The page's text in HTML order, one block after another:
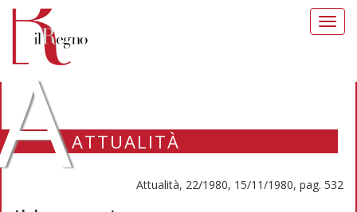
ATTUALITÀ
Attualità, 22/1980, 15/11/1980, pag. 532